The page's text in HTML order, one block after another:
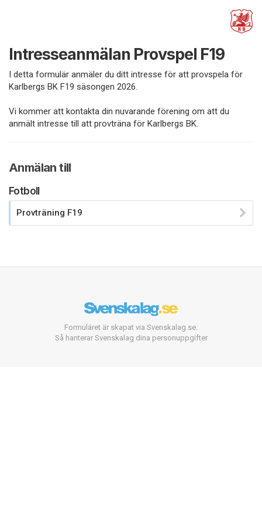
Intresseanmälan Provspel F19
I detta formulär anmäler du ditt intresse för att provspela för
Karlbergs BK F19 säsongen 2026.
Vi kommer att kontakta din nuvarande förening om att du
anmält intresse till att provträna för Karlbergs BK.
Anmälan till
Fotboll
Provträning F19
Formuläret är skapat via Svenskalag.se.
Så hanterar Svenskalag dina personuppgifter